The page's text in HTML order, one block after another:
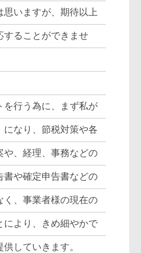
思いますが、期待以上
することができませ
を行う為に、まず私が
になり、節税対策や各
や、経理、事務などの
書や確定申告書などの
く、事業者様の現在の
により、きめ細やかで
していきます。